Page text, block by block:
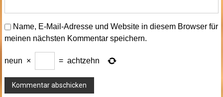
Name, E-Mail-Adresse und Website in diesem Browser für
meinen nächsten Kommentar speichern.
neun × = achtzehn